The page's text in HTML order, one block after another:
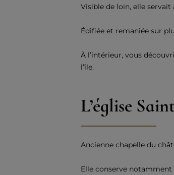
Visible de loin, elle
Édifiée et remaniée sur
À l’intérieur, vous
l’île.
L’église
Ancienne chapelle du
Elle conserve notamment